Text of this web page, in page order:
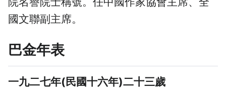
國文聯副主席。
巴金年表
一九二七年(民國十六年)二十三歲